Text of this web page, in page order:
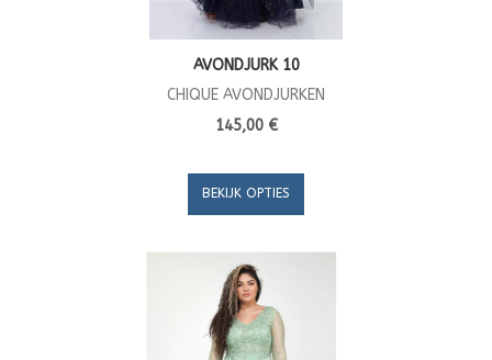
AVONDJURK 10
CHIQUE AVONDJURKEN
145,00 €
BEKIJK OPTIES